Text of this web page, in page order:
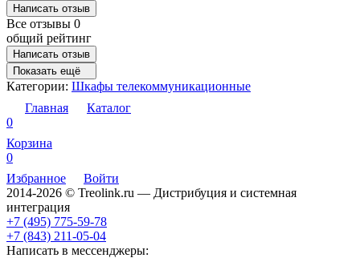
Написать отзыв
Все отзывы 0
общий рейтинг
Написать отзыв
Показать ещё
Категории: Шкафы телекоммуникационные
Главная
Каталог
0
Корзина
0
Избранное
Войти
2014-2026 © Treolink.ru — Дистрибуция и системная
интеграция
+7 (495) 775-59-78
+7 (843) 211-05-04
Написать в мессенджеры: